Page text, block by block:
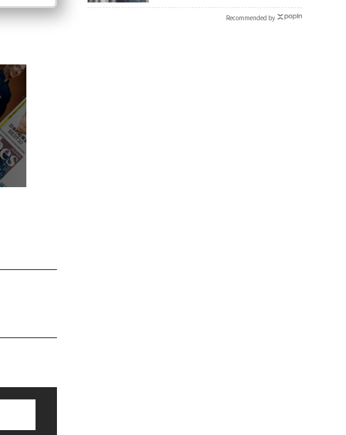
Recommended by